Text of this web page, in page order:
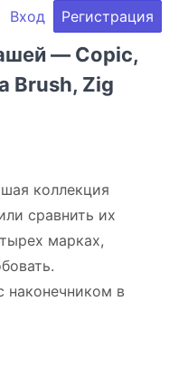
Вход Регистрация
— Copic,
Brush, Zig
коллекция
сравнить их
марках,
наконечником в